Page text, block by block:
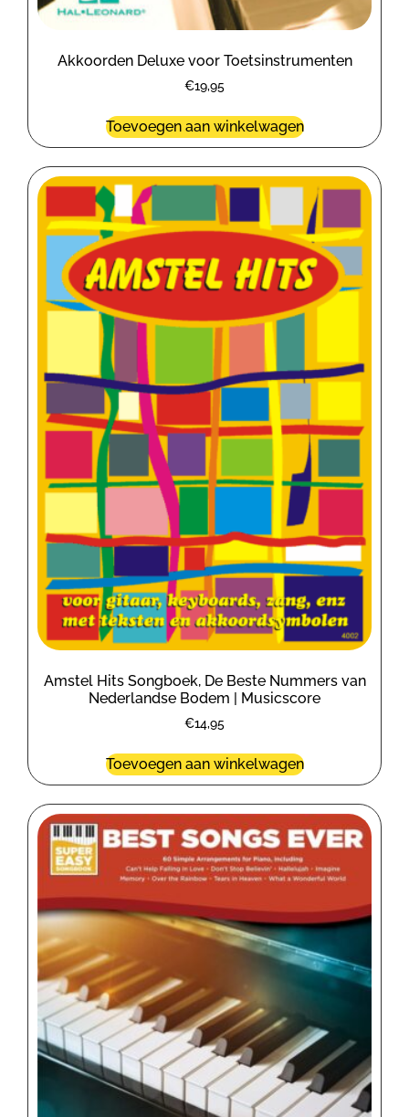
Akkoorden Deluxe voor Toetsinstrumenten
€19,95
Toevoegen aan winkelwagen
Amstel Hits Songboek, De Beste Nummers van
Nederlandse Bodem | Musicscore
€14,95
Toevoegen aan winkelwagen